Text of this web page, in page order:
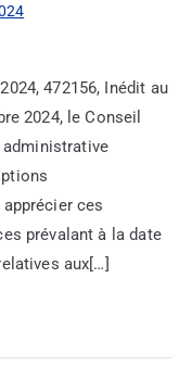
472156, Inédit au
2024, le Conseil
administrative
ces
prévalant à la date
aux[…]